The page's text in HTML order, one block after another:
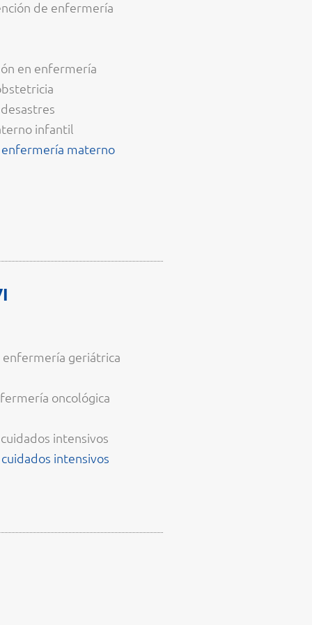
de enfermería
en enfermería
infantil
enfermería materno
geriátrica
oncológica
intensivos
intensivos